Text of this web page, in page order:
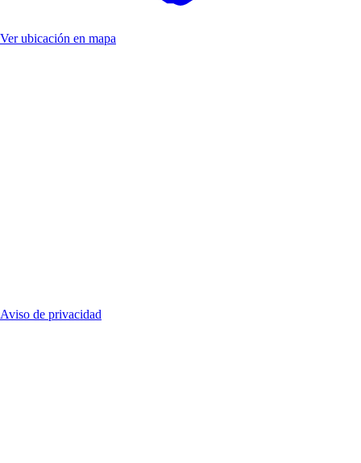
Ver ubicación en mapa
Aviso de privacidad